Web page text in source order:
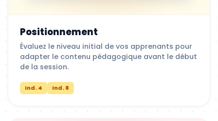
Positionnement
Évaluez le niveau initial de vos apprenants pour
adapter le contenu pédagogique avant le début
de la session.
Ind. 4 Ind. 8